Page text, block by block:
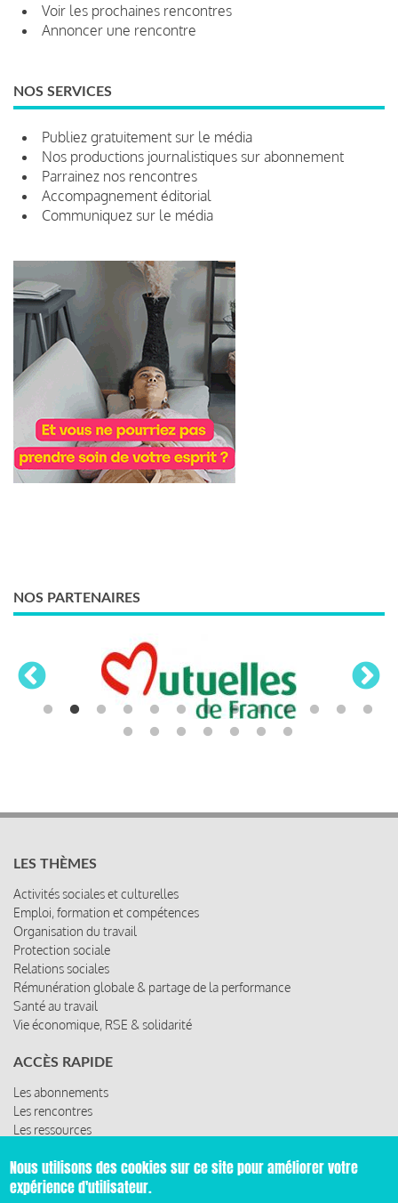
Voir les prochaines rencontres
Annoncer une rencontre
NOS SERVICES
Publiez gratuitement sur le média
Nos productions journalistiques sur abonnement
Parrainez nos rencontres
Accompagnement éditorial
Communiquez sur le média
NOS PARTENAIRES
LES THÈMES
Activités sociales et culturelles
Emploi, formation et compétences
Organisation du travail
Protection sociale
Relations sociales
Rémunération globale & partage de la performance
Santé au travail
Vie économique, RSE & solidarité
ACCÈS RAPIDE
Les abonnements
Les rencontres
Les ressources
Nous utilisons des cookies sur ce site pour améliorer votre
expérience d'utilisateur.